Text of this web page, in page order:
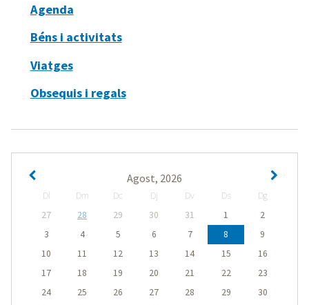
Agenda
Béns i activitats
Viatges
Obsequis i regals
Agost, 2026
Dl Dm Dc Dj Dv Ds
Dg
27
28 29 30 31 1
2
3
4 5 6 7 8
9
10
11 12 13 14 15
16
17
18 19 20 21 22
23
24
25 26 27 28 29
30